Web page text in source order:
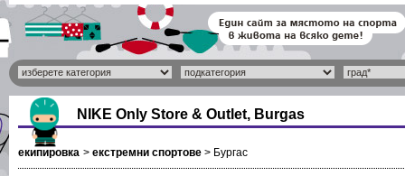
NIKE Only Store & Outlet, Burgas
екипировка > екстремни спортове > Бургас